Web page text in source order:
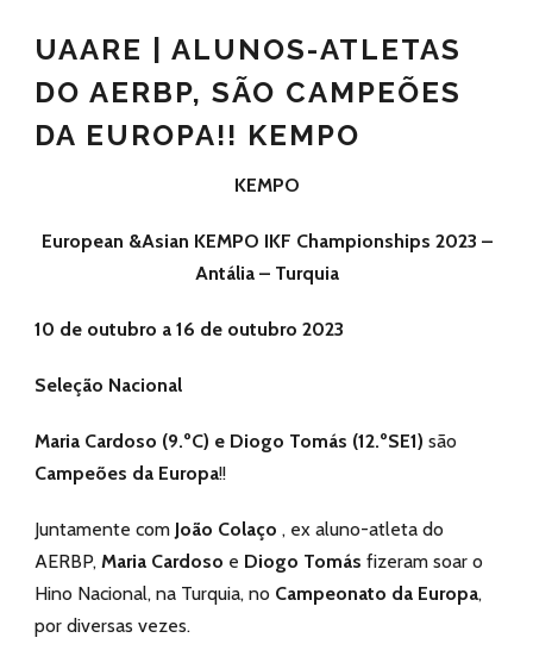
UAARE | ALUNOS-ATLETAS
DO AERBP, SÃO CAMPEÕES
DA EUROPA!! KEMPO
KEMPO
European &Asian KEMPO IKF Championships 2023 –
Antália – Turquia
10 de outubro a 16 de outubro 2023
Seleção Nacional
Maria Cardoso (9.ºC) e Diogo Tomás (12.ºSE1) são
Campeões da Europa!!
Juntamente com João Colaço , ex aluno-atleta do
AERBP, Maria Cardoso e Diogo Tomás fizeram soar o
Hino Nacional, na Turquia, no Campeonato da Europa,
por diversas vezes.